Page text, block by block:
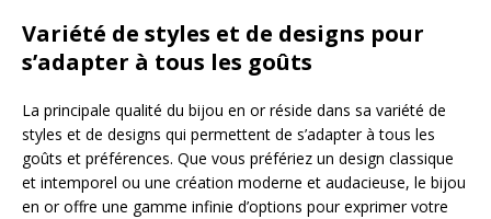
Variété de styles et de designs pour
s’adapter à tous les goûts
La principale qualité du bijou en or réside dans sa variété de
styles et de designs qui permettent de s’adapter à tous les
goûts et préférences. Que vous préfériez un design classique
et intemporel ou une création moderne et audacieuse, le bijou
en or offre une gamme infinie d’options pour exprimer votre